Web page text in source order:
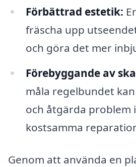
Förbättrad estetik:
fräscha upp
och göra det mer
Förebyggande av
måla regelbundet
och åtgärda problem
kostsamma
Genom att använda en